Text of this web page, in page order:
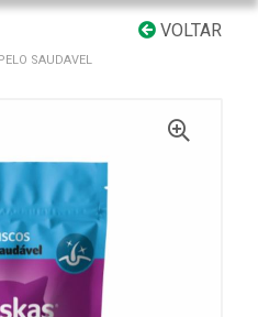
VOLTAR
SAUDAVEL